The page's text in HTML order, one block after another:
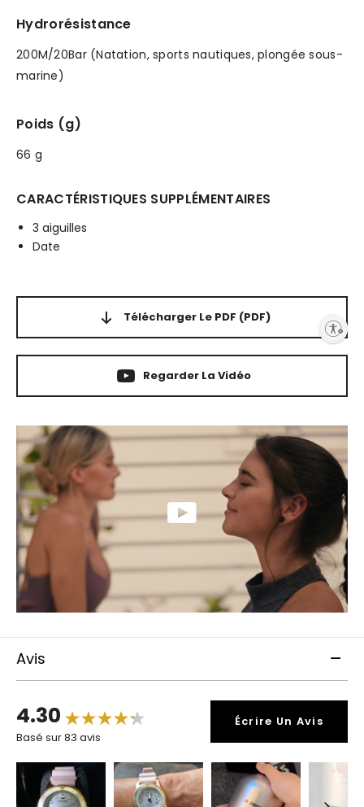
Enable accessibility
Hydrorésistance
200M/20Bar (Natation, sports nautiques, plongée sous-
marine)
Poids (g)
66 g
CARACTÉRISTIQUES SUPPLÉMENTAIRES
3 aiguilles
Date
Télécharger Le PDF (PDF)
Regarder La Vidéo
Avis
4.30
Basé sur 83 avis
Écrire Un Avis